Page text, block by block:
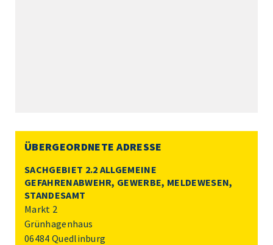
ÜBERGEORDNETE ADRESSE
SACHGEBIET 2.2 ALLGEMEINE
GEFAHRENABWEHR, GEWERBE, MELDEWESEN,
STANDESAMT
Markt 2
Grünhagenhaus
06484 Quedlinburg